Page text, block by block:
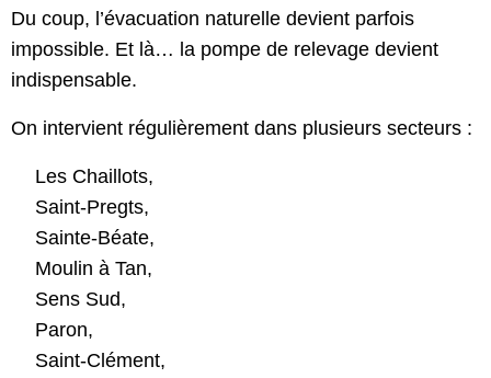
Du coup, l’évacuation naturelle devient parfois
impossible. Et là… la pompe de relevage devient
indispensable.
On intervient régulièrement dans plusieurs secteurs :
Les Chaillots,
Saint-Pregts,
Sainte-Béate,
Moulin à Tan,
Sens Sud,
Paron,
Saint-Clément,